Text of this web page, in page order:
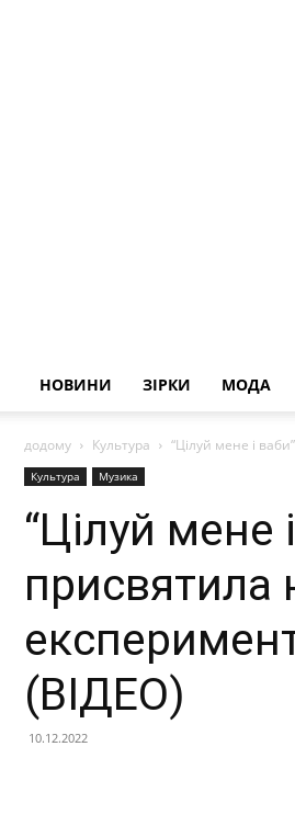
НОВИНИ ЗІРКИ МОДА
додому Культура “Цілуй мене і
Культура Музика
“Цілуй мене
присвятила
(ВІДЕО)
10.12.2022